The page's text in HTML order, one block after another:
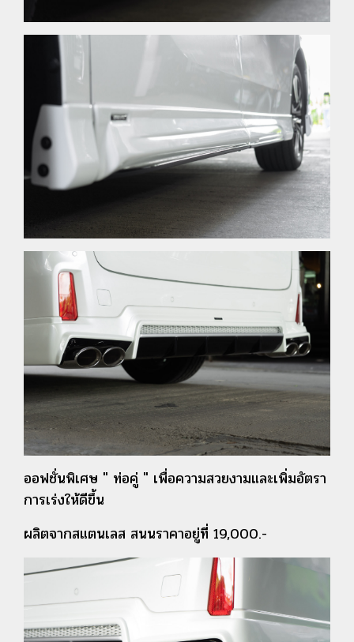
ออฟชั่นพิเศษ " ท่อคู่ " เพื่อความสวยงามและเพิ่มอัตรา
การเร่งให้ดีขึ้น
ผลิตจากสแตนเลส สนนราคาอยู่ที่ 19,000.-